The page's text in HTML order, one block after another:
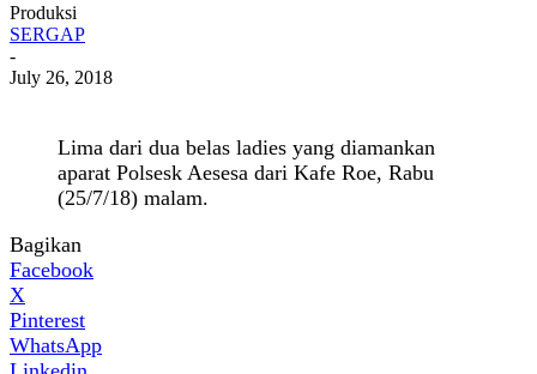
Produksi
SERGAP
-
July 26, 2018
Lima dari dua belas ladies yang diamankan
aparat Polsesk Aesesa dari Kafe Roe, Rabu
(25/7/18) malam.
Bagikan
Facebook
X
Pinterest
WhatsApp